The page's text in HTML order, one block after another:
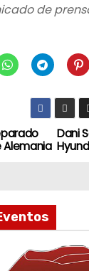
de
Dani
Alemania